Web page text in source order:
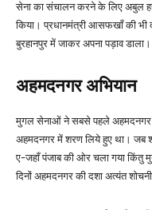
सेना का संचालन करने के लिए अबुल
किया। प्रधानमंत्री आसफखाँ की भी
बुरहानपुर में जाकर अपना पड़ाव डाला।
अहमदनगर अभियान
मुगल सेनाओं ने सबसे पहले अहमदनगर
अहमदनगर में शरण लिये हुए था। जब
ए-जहाँ पंजाब की ओर चला गया किंतु
दिनों अहमदनगर की दशा अत्यंत